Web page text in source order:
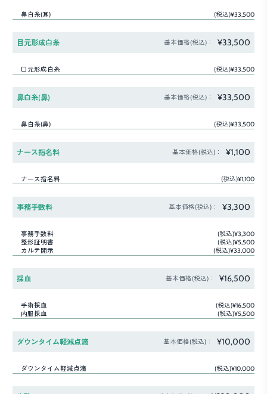
鼻白糸(耳) (税込)¥33,500
目元形成白糸 基本価格(税込)： ¥33,500
口元形成白糸 (税込)¥33,500
鼻白糸(鼻) 基本価格(税込)： ¥33,500
鼻白糸(鼻) (税込)¥33,500
ナース指名料 基本価格(税込)： ¥1,100
ナース指名料 (税込)¥1,100
事務手数料 基本価格(税込)： ¥3,300
事務手数料
(税込)¥3,300
整形証明書
(税込)¥5,500
カルテ開示
(税込)¥33,000
採血 基本価格(税込)： ¥16,500
手術採血
(税込)¥16,500
内服採血
(税込)¥5,500
ダウンタイム軽減点滴 基本価格(税込)： ¥10,000
ダウンタイム軽減点滴 (税込)¥10,000